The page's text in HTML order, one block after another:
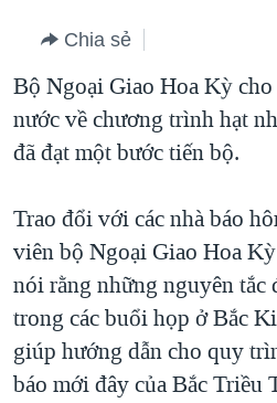
hướng
chính
Đi
"Tìm"
DIỄN ĐÀN
MỤC
TỰ DO BÁO CHÍ
VẠCH TRẦN TIN GIẢ
NGƯỜI VIỆT HẢI NGOẠI
ĐỜI SỐNG
KINH TẾ
KHOA HỌC
SỨC KHOẺ
CHUYÊN ĐỀ
CHIẾN TRANH THƯƠNG MẠI
HÀNH TRÌNH BẦU CỬ 2024
MỘT NĂM CHIẾN TRANH TẠI
GIẢI MÃ VÀNH ĐAI & CON
NGÀY TỊ NẠN THẾ GIỚI
TRỊNH VĨNH BÌNH - NGƯỜI HẠ
HỌC TIẾNG ANH
VIDEO
NGHE
MẠNG XÃ HỘI
Chia sẻ
Bộ Ngoại Giao Hoa Kỳ
nước về chương trình hạt
đã đạt một bước tiến bộ.
Trao đổi với các nhà báo
viên bộ Ngoại Giao Hoa
nói rằng những nguyên tắc
trong các buổi họp ở Bắc
giúp hướng dẫn cho quy
báo mới đây của Bắc Triều